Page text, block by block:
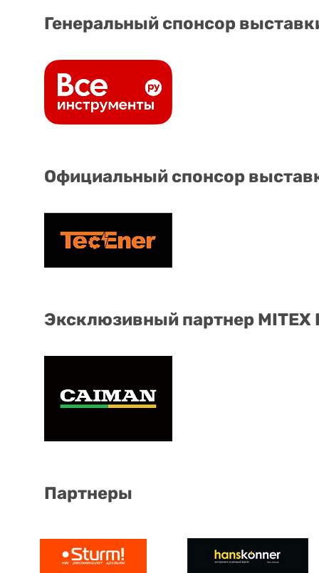
Генеральный спонсор
Официальный спонсор
Эксклюзивный партнер
Партнеры